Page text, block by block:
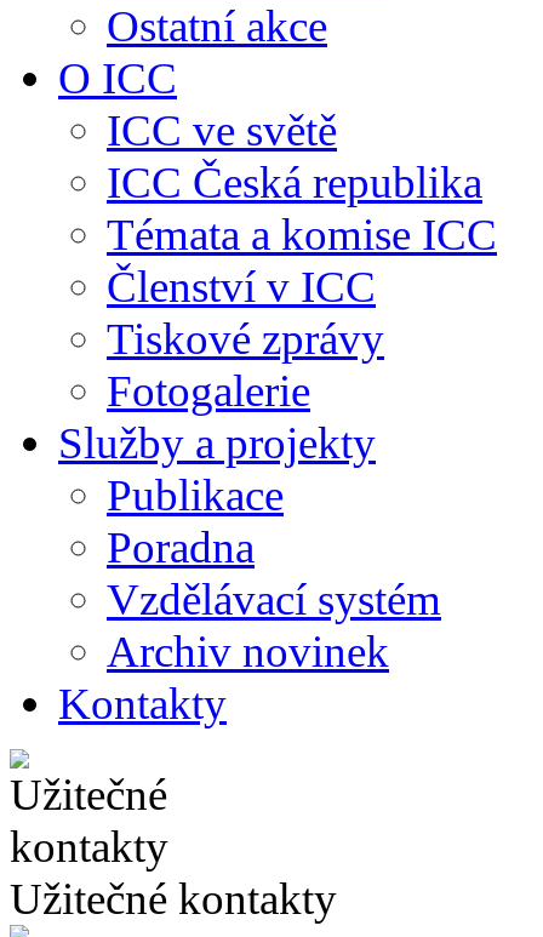
Ostatní akce
O ICC
ICC ve světě
ICC Česká republika
Témata a komise ICC
Členství v ICC
Tiskové zprávy
Fotogalerie
Služby a projekty
Publikace
Poradna
Vzdělávací systém
Archiv novinek
Kontakty
Užitečné kontakty